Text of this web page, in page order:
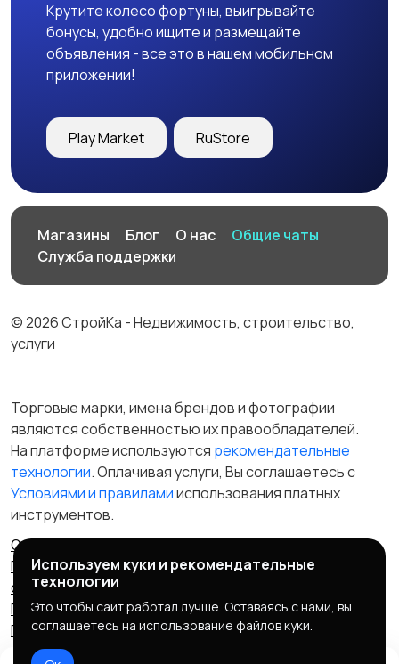
Крутите колесо фортуны, выигрывайте
бонусы, удобно ищите и размещайте
объявления - все это в нашем мобильном
приложении!
Play Market RuStore
Магазины Блог О нас
Общие чаты
Служба поддержки
© 2026 СтройКа - Недвижимость, строительство,
услуги
Торговые марки, имена брендов и фотографии
являются собственностью их правообладателей.
На платформе используются рекомендательные
технологии. Оплачивая услуги, Вы соглашаетесь c
Условиями и правиламииспользования платных
инструментов.
Отказ от ответственности
Правила сервиса
Политика конфиденциальности
Пользовательское
соглашение
Запрещенные товары/услуги
Правообладателям
Партнерская программа
Политика cookie
Используем куки и рекомендательные
технологии
Это чтобы сайт работал лучше. Оставаясь с нами, вы
соглашаетесь на использование файлов куки.